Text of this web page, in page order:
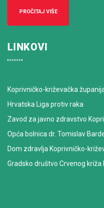
PROČITAJ VIŠE
LINKOVI
Koprivničko-križevačka
Hrvatska Liga protiv raka
Zavod za javno zdravstvo
Opća bolnica dr. Tomislav
Dom zdravlja Koprivničko-
Gradsko društvo Crvenog križa